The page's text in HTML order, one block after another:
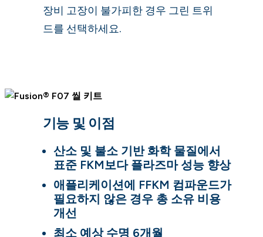
장비 고장이 불가피한 경우 그린 트위
드를 선택하세요.
기능 및 이점
산소 및 불소 기반 화학 물질에서
표준 FKM보다 플라즈마 성능 향상
애플리케이션에 FFKM 컴파운드가
필요하지 않은 경우 총 소유 비용
개선
최소 예상 수명 6개월